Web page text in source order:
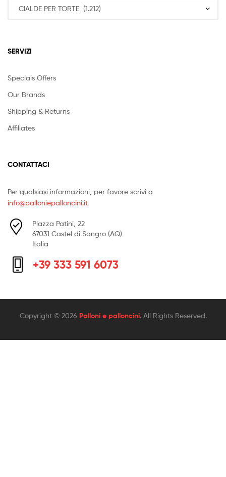
SERVIZI
Speciais Offers
Our Brands
Shipping & Returns
Affiliates
CONTATTACI
Per qualsiasi informazioni, per favore scrivi a
info@palloniepalloncini.it
Piazza Patini, 22
67031 Castel di Sangro (AQ)
Italia
+39 333 591 6073
Copyright © 2026 Palloni e palloncini. All Rights Reserved.